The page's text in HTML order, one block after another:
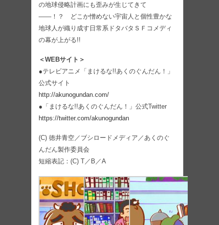
の地球侵略計画にも歪みが生じてきて
――！？ どこか憎めない宇宙人と個性豊かな
地球人が織り成す日常系ドタバタＳＦコメディ
の幕が上がる!!
＜WEBサイト＞
●テレビアニメ「まけるな!!あくのぐんだん！」
公式サイト
http://akunogundan.com/
●「まけるな!!あくのぐんだん！」公式Twitter
https://twitter.com/akunogundan
(C) 徳井青空／ブシロードメディア／あくのぐ
んだん製作委員会
短縮表記：(C) T／B／A